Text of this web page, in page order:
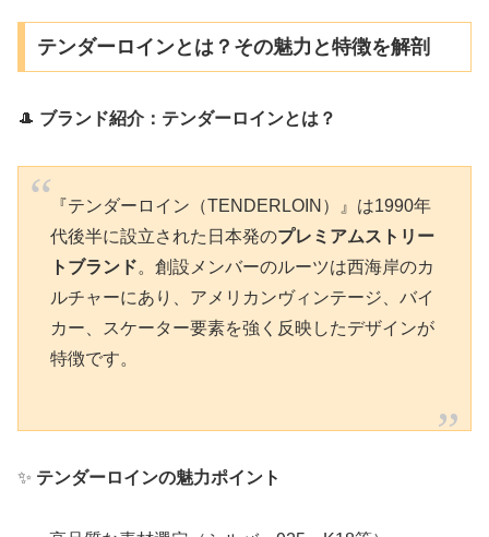
テンダーロインとは？その魅力と特徴を解剖
🎩 ブランド紹介：テンダーロインとは？
『テンダーロイン（TENDERLOIN）』は1990年
代後半に設立された日本発のプレミアムストリー
トブランド。創設メンバーのルーツは西海岸のカ
ルチャーにあり、アメリカンヴィンテージ、バイ
カー、スケーター要素を強く反映したデザインが
特徴です。
✨ テンダーロインの魅力ポイント